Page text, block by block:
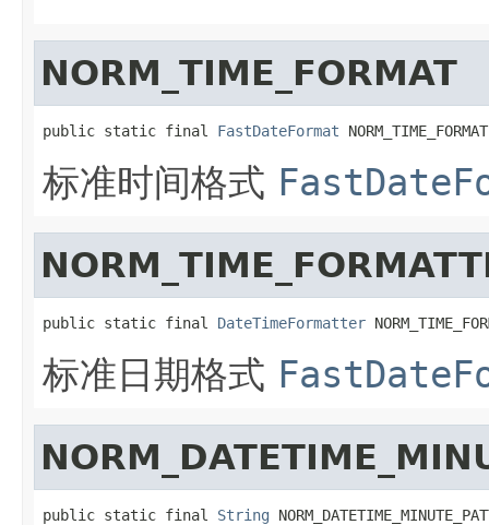
NORM_TIME_FORMAT
public static final FastDateFormat NORM_TIME_FORMAT
标准时间格式
public static final DateTimeFormatter
标准日期格式
public static final String